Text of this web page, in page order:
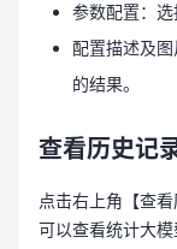
参数配置：
配置描述及
的结果。
查看历史记
点击右上角【查
可以查看统计大